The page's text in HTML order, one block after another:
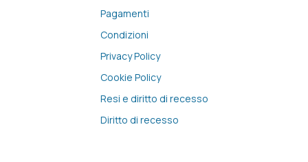
Pagamenti
Condizioni
Privacy Policy
Cookie Policy
Resi e diritto di recesso
Diritto di recesso